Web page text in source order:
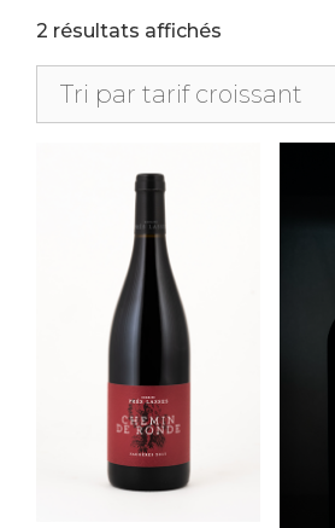
2 résultats affichés